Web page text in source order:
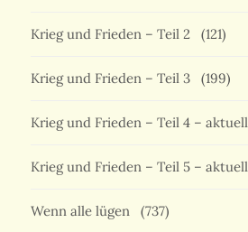
Krieg und Frieden – Teil 2 (121)
Krieg und Frieden – Teil 3 (199)
Krieg und Frieden – Teil 4 –
Krieg und Frieden – Teil 5 –
Wenn alle lügen (737)